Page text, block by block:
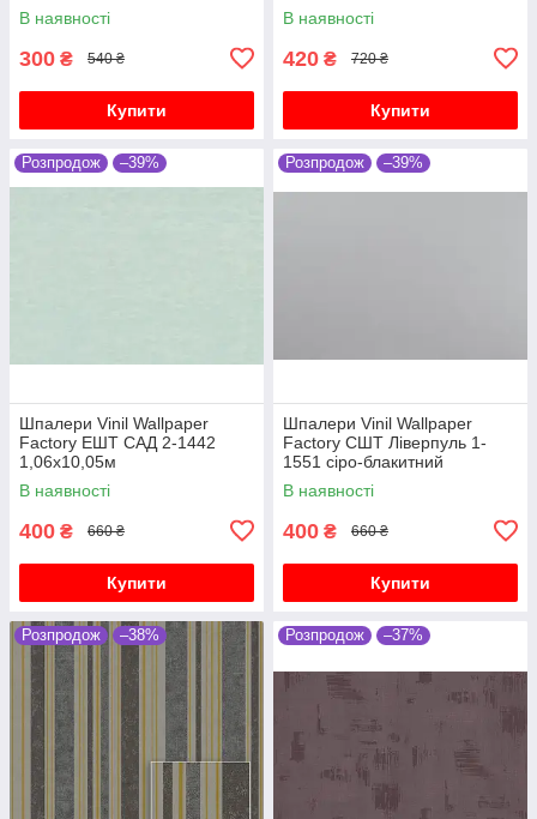
В наявності
300 ₴ 540 ₴
Купити
В наявності
420 ₴ 720 ₴
Купити
Розпродож –39%
Шпалери Vinil Wallpaper
Factory ЕШТ САД 2-1442
1,06х10,05м
В наявності
400 ₴ 660 ₴
Купити
Розпродож –39%
Шпалери Vinil Wallpaper
Factory СШТ Ліверпуль 1-
1551 сіро-блакитний
1,06х10,05м
В наявності
400 ₴ 660 ₴
Купити
Розпродож –38% Розпродож –37%